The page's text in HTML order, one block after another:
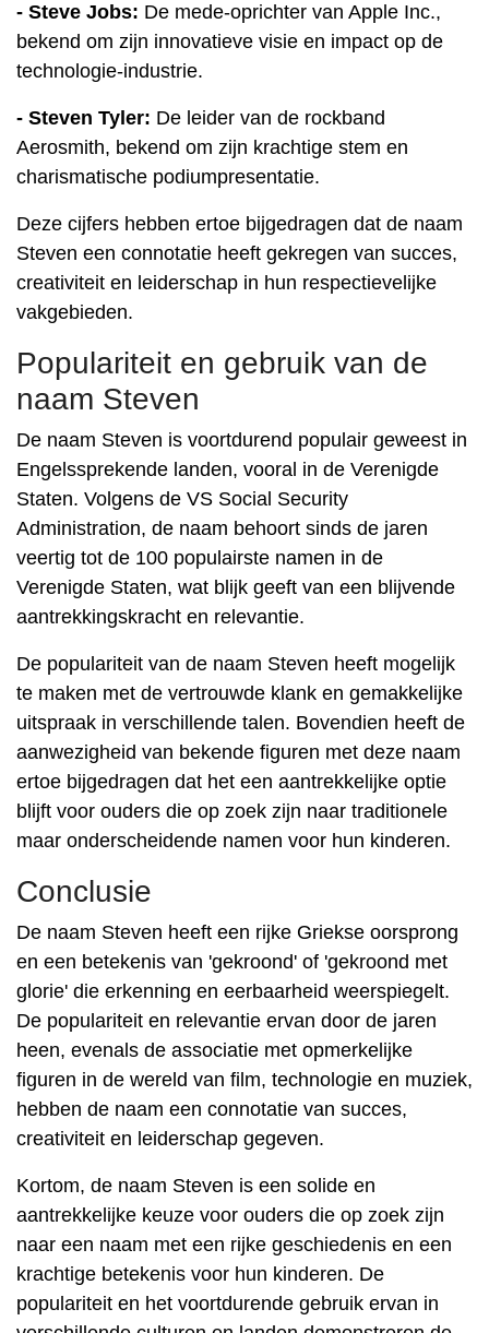
- Steve Jobs: De mede-oprichter van Apple Inc.,
bekend om zijn innovatieve visie en impact op de
technologie-industrie.
- Steven Tyler: De leider van de rockband
Aerosmith, bekend om zijn krachtige stem en
charismatische podiumpresentatie.
Deze cijfers hebben ertoe bijgedragen dat de naam
Steven een connotatie heeft gekregen van succes,
creativiteit en leiderschap in hun respectievelijke
vakgebieden.
Populariteit en gebruik van de
naam Steven
De naam Steven is voortdurend populair geweest in
Engelssprekende landen, vooral in de Verenigde
Staten. Volgens de VS Social Security
Administration, de naam behoort sinds de jaren
veertig tot de 100 populairste namen in de
Verenigde Staten, wat blijk geeft van een blijvende
aantrekkingskracht en relevantie.
De populariteit van de naam Steven heeft mogelijk
te maken met de vertrouwde klank en gemakkelijke
uitspraak in verschillende talen. Bovendien heeft de
aanwezigheid van bekende figuren met deze naam
ertoe bijgedragen dat het een aantrekkelijke optie
blijft voor ouders die op zoek zijn naar traditionele
maar onderscheidende namen voor hun kinderen.
Conclusie
De naam Steven heeft een rijke Griekse oorsprong
en een betekenis van 'gekroond' of 'gekroond met
glorie' die erkenning en eerbaarheid weerspiegelt.
De populariteit en relevantie ervan door de jaren
heen, evenals de associatie met opmerkelijke
figuren in de wereld van film, technologie en muziek,
hebben de naam een ​​connotatie van succes,
creativiteit en leiderschap gegeven.
Kortom, de naam Steven is een solide en
aantrekkelijke keuze voor ouders die op zoek zijn
naar een naam met een rijke geschiedenis en een
krachtige betekenis voor hun kinderen. De
populariteit en het voortdurende gebruik ervan in